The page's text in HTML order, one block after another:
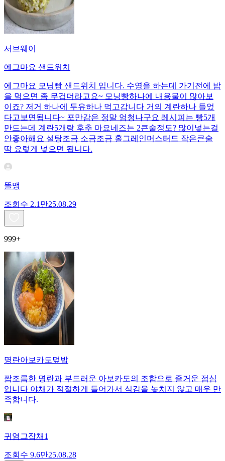
서브웨이
에그마요 샌드위치
에그마요 모닝빵 샌드위치 입니다. 수영을 하는데 가기전에 밥
을 먹으면 좀 무겁더라고요~ 모닝빵하나에 내용물이 많아보
이죠? 저거 하나에 두유하나 먹고갑니다 거의 계란하나 들었
다고보면됩니다~ 포만감은 정말 엄청나구요 레시피는 빵5개
만드는데 계란5개랑 후추 마요네즈는 2큰술정도? 많이넣는걸
안좋아해요 설탕조금 소금조금 홀그레인머스터드 작은큰술
딱 요렇게 넣으면 됩니다.
똘맹
조회수 2.1만25.08.29
999+
명란아보카도덮밥
짭조름한 명란과 부드러운 아보카도의 조합으로 즐거운 점심
입니다 야채가 적절하게 들어가서 식감을 놓치지 않고 매우 만
족합니다.
귀염그잡채1
조회수 9.6만25.08.28